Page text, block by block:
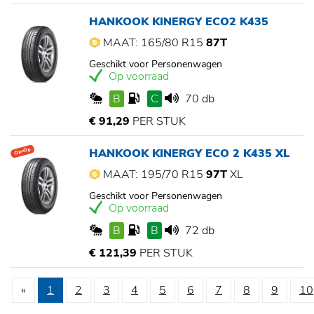
HANKOOK KINERGY ECO2 K435
MAAT: 165/80 R15 87T
Geschikt voor Personenwagen
Op voorraad
B
C
70 db
€ 91,29 PER STUK
Op=Op
HANKOOK KINERGY ECO 2 K435 XL
MAAT: 195/70 R15 97TXL
Geschikt voor Personenwagen
Op voorraad
B
B
72 db
€ 121,39 PER STUK
« 1 2 3 4 5 6 7 8 9 10